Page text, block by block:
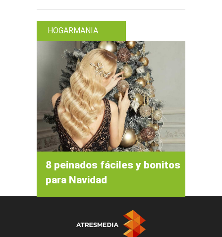
HOGARMANIA
8 peinados fáciles y bonitos
para Navidad